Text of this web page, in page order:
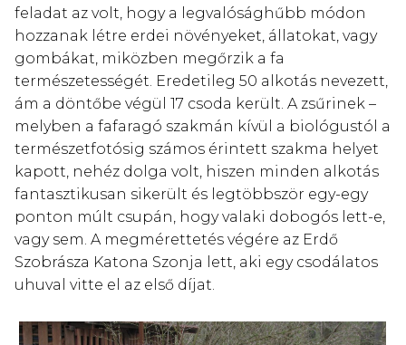
feladat az volt, hogy a legvalósághűbb módon
hozzanak létre erdei növényeket, állatokat, vagy
gombákat, miközben megőrzik a fa
természetességét. Eredetileg 50 alkotás nevezett,
ám a döntőbe végül 17 csoda került. A zsűrinek –
melyben a fafaragó szakmán kívül a biológustól a
természetfotósig számos érintett szakma helyet
kapott, nehéz dolga volt, hiszen minden alkotás
fantasztikusan sikerült és legtöbbször egy-egy
ponton múlt csupán, hogy valaki dobogós lett-e,
vagy sem. A megmérettetés végére az Erdő
Szobrásza Katona Szonja lett, aki egy csodálatos
uhuval vitte el az első díjat.